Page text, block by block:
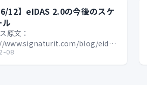
12】eIDAS 2.0の今後のスケ
ル
原文：
www.signaturit.com/blog/eidas-
deadlines-and-steps…
08